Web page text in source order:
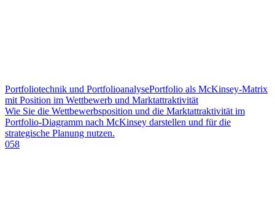
Portfoliotechnik und PortfolioanalysePortfolio als McKinsey-Matrix
mit Position im Wettbewerb und Marktattraktivität
Wie Sie die Wettbewerbsposition und die Marktattraktivität im
Portfolio-Diagramm nach McKinsey darstellen und für die
strategische Planung nutzen.
058